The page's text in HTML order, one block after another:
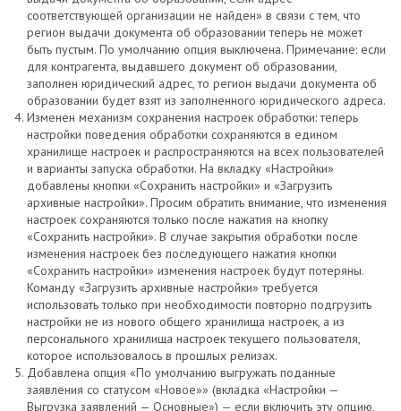
соответствующей организации не найден» в связи с тем, что
регион выдачи документа об образовании теперь не может
быть пустым. По умолчанию опция выключена. Примечание: если
для контрагента, выдавшего документ об образовании,
заполнен юридический адрес, то регион выдачи документа об
образовании будет взят из заполненного юридического адреса.
Изменен механизм сохранения настроек обработки: теперь
настройки поведения обработки сохраняются в едином
хранилище настроек и распространяются на всех пользователей
и варианты запуска обработки. На вкладку «Настройки»
добавлены кнопки «Сохранить настройки» и «Загрузить
архивные настройки». Просим обратить внимание, что изменения
настроек сохраняются только после нажатия на кнопку
«Сохранить настройки». В случае закрытия обработки после
изменения настроек без последующего нажатия кнопки
«Сохранить настройки» изменения настроек будут потеряны.
Команду «Загрузить архивные настройки» требуется
использовать только при необходимости повторно подгрузить
настройки не из нового общего хранилища настроек, а из
персонального хранилища настроек текущего пользователя,
которое использовалось в прошлых релизах.
Добавлена опция «По умолчанию выгружать поданные
заявления со статусом «Новое»» (вкладка «Настройки —
Выгрузка заявлений — Основные») — если включить эту опцию,